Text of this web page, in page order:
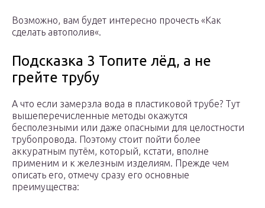
Возможно, вам будет интересно прочесть «Как
сделать автополив«.
Подсказка 3 Топите лёд, а не
грейте трубу
А что если замерзла вода в пластиковой трубе? Тут
вышеперечисленные методы окажутся
бесполезными или даже опасными для целостности
трубопровода. Поэтому стоит пойти более
аккуратным путём, который, кстати, вполне
применим и к железным изделиям. Прежде чем
описать его, отмечу сразу его основные
преимущества: